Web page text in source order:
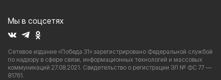
Мы в соцсетях
Сетевое издание «Победа 31» зарегистрировано Федеральной службой
по надзору в сфере связи, информационных технологий и массовых
коммуникаций 27.08.2021. Свидетельство о регистрации ЭЛ № ФС 77 —
81761.